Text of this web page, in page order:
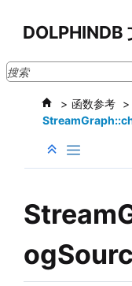
DOLPHINDB
函数参考